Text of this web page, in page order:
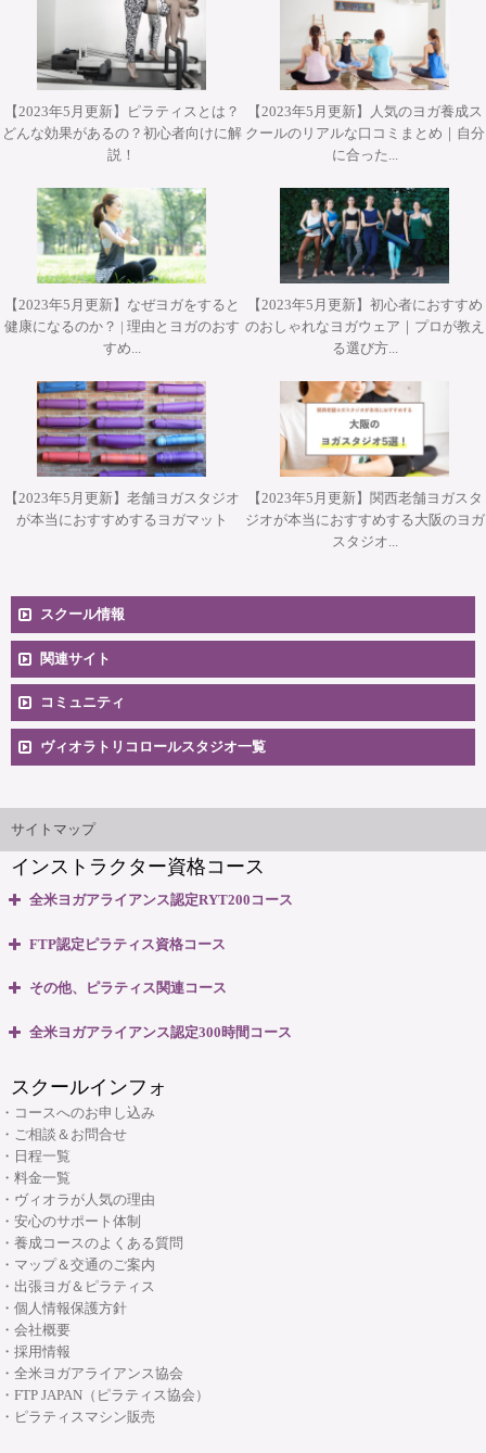
2026年9月25日・26日開講 パット・ガイトンピラティス
WSジャパンツアーin大阪 ”Pat Guyton Pilates Special
Summer Lab【対面】
2026年9月25日・26日開講 パット・ガイトンピラティス
WSジャパンツアーin大阪 ”Pat Guyton Pilates Special
Summer Lab マットクラス【対面・オンライン(ア－カイブ
視聴あり）】
2026年10月12日(月・祝)開催 Misa先生によるワークショッ
プ『エクササイズを分解して理解する オ－プンレッグロッ
カ－＆ティ－ザ－』【対面】
2026年10月31日(土)開催 YT２００短期集中養成コース・
ヨガアドバンス養成コース担当講師 武井典子先生による
ワークショップ『シヴァナンダヨガ 3時間プラクティス』
2026年11月28日(土)&29(日)開催 柳本和也先生 Special
Workshop 2Days【対面】
【2023年5月更新】ピラティスとは？
どんな効果があるの？初心者向けに解
説！
【2023年5月更新】人気のヨガ養成ス
クールのリアルな口コミまとめ｜自分
に合った...
【2023年5月更新】なぜヨガをすると
健康になるのか？ | 理由とヨガのおす
すめ...
【2023年5月更新】初心者におすすめ
のおしゃれなヨガウェア｜プロが教え
る選び方...
【2023年5月更新】老舗ヨガスタジオ
が本当におすすめするヨガマット
【2023年5月更新】関西老舗ヨガスタ
ジオが本当におすすめする大阪のヨガ
スタジオ...
スクール情報
安心のサポート体制
無料体験説明会
マップ＆交通のご案内
関連サイト
コミュニティ
卒業生向け掲示板
インストラクター'sマップ
ヴィオラトリコロールスタジオ一覧
大阪府大阪市中央区本町3丁目4番10号 本町野村ビルB1F
(大阪市・本町)
大阪府大阪市中央区安土町3丁目2番4号 JUST本町ビル5F
TEL: 06-6926-8422
リフォーマースタジオ
サイトマップ
インストラクター資格コース
全米ヨガアライアンス認定RYT200コース
・全米ヨガアライアンス認定 RYT200資格取得コース
FTP認定ピラティス資格コース
・ピラティスベーシック インストラクター資格コース
・リフォーマー1・2 インストラクター資格コース
・リフォーマーLevel2 インストラクター資格コース
・Tower インストラクター資格コース
・Basic Chair インストラクター資格コース
・ブラッシュアップセミナー
・リフォーマーブラッシュアップセミナー
その他、ピラティス関連コース
・ピラティスパーソナル指導者資格コース
・産後ピラティス インストラクターコース
・シニアピラティス インストラクターコース
・ピラティス解剖学インストラクター資格コース
・ピラティス解剖学【足部編】インストラクター資格コース
・骨盤底筋群機能改善インストラクター資格コース
・ピラティス プロップスコース
・ピラティスリング指導者養成コース
全米ヨガアライアンス認定300時間コース
・キッズヨガ インストラクターコース
・産後ヨガ インストラクターコース
・シニアヨガ インストラクターコース
・アシュタンガヨガ イマージョンコース
・呼吸と瞑想コース
・リストラティブメソッド養成コース
・ヨーガ哲学コース
・リンパマッサージコース
・ヨガ解剖学コース
・アーユルヴェーダを知る
・アーユルヴェーダを深める
スクールインフォ
・コースへのお申し込み
・ご相談＆お問合せ
・日程一覧
・料金一覧
・ヴィオラが人気の理由
・安心のサポート体制
・養成コースのよくある質問
・マップ＆交通のご案内
・出張ヨガ＆ピラティス
・個人情報保護方針
・会社概要
・採用情報
・全米ヨガアライアンス協会
・FTP JAPAN（ピラティス協会）
・ピラティスマシン販売